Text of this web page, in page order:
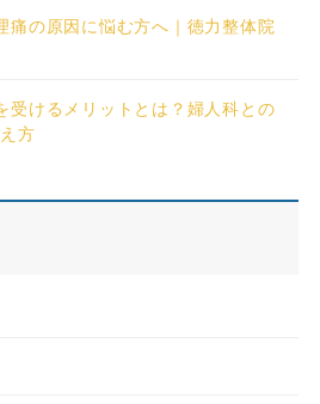
痛の原因に悩む方へ｜徳力整体院
受けるメリットとは？婦人科との
方